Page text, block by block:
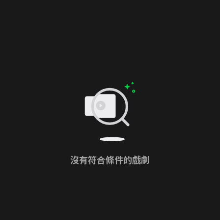
沒有符合條件的戲劇